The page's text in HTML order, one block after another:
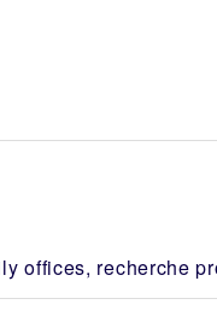
offices, recherche